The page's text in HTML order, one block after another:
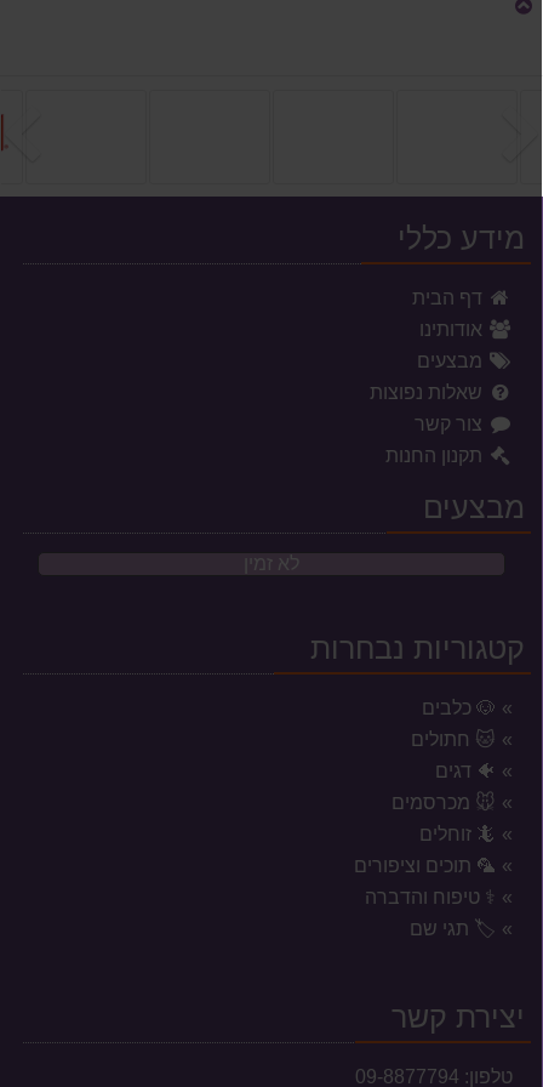
מידע כללי
דף הבית
אודותינו
מבצעים
שאלות נפוצות
צור קשר
תקנון החנות
מבצעים
לא זמין
קטגוריות נבחרות
🐶 כלבים
🐱 חתולים
🐠 דגים
🐭 מכרסמים
🦎 זוחלים
🦜 תוכים וציפורים
⚕️ טיפוח והדברה
🏷️ תגי שם
יצירת קשר
טלפון: 09-8877794
אזורי משלוח לשקי מזון, אקווריומים
המשלוחים מוגבלים לעיר נתניה וסביבתה הקרובה בלבד.